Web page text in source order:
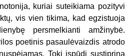
kuriai suteikiama pozityvi
vis vien tikima, kad egzistuoja
persmelkianti amžinybė.
poetinis pasaulėvaizdis atrodo
Tokį įspūdį sustiprina